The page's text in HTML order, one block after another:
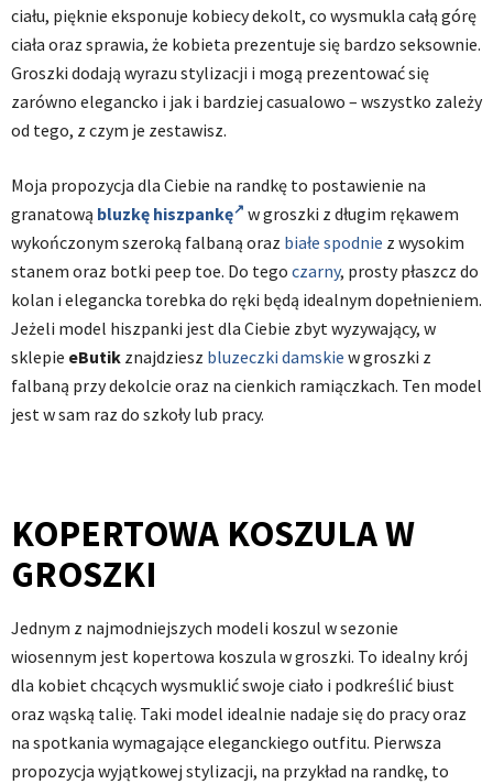
ciału, pięknie eksponuje kobiecy dekolt, co wysmukla całą górę
ciała oraz sprawia, że kobieta prezentuje się bardzo seksownie.
Groszki dodają wyrazu stylizacji i mogą prezentować się
zarówno elegancko i jak i bardziej casualowo – wszystko zależy
od tego, z czym je zestawisz.
Moja propozycja dla Ciebie na randkę to postawienie na
granatową bluzkę hiszpankę
w groszki z długim rękawem
wykończonym szeroką falbaną oraz białe spodnie z wysokim
stanem oraz botki peep toe. Do tego czarny, prosty płaszcz do
kolan i elegancka torebka do ręki będą idealnym dopełnieniem.
Jeżeli model hiszpanki jest dla Ciebie zbyt wyzywający, w
sklepie eButik znajdziesz bluzeczki damskie w groszki z
falbaną przy dekolcie oraz na cienkich ramiączkach. Ten model
jest w sam raz do szkoły lub pracy.
KOPERTOWA KOSZULA W
GROSZKI
Jednym z najmodniejszych modeli koszul w sezonie
wiosennym jest kopertowa koszula w groszki. To idealny krój
dla kobiet chcących wysmuklić swoje ciało i podkreślić biust
oraz wąską talię. Taki model idealnie nadaje się do pracy oraz
na spotkania wymagające eleganckiego outfitu. Pierwsza
propozycja wyjątkowej stylizacji, na przykład na randkę, to